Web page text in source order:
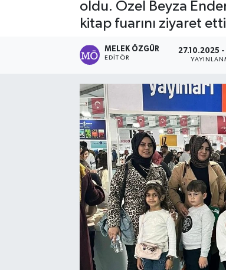
oldu. Özel Beyza
kitap fuarını ziyaret
MELEK ÖZGÜR
EDITÖR
27.10.2025 -
Tarih - Kültür - Sanat - Turizm
Son Dakika Haberleri
Haber Arşivi